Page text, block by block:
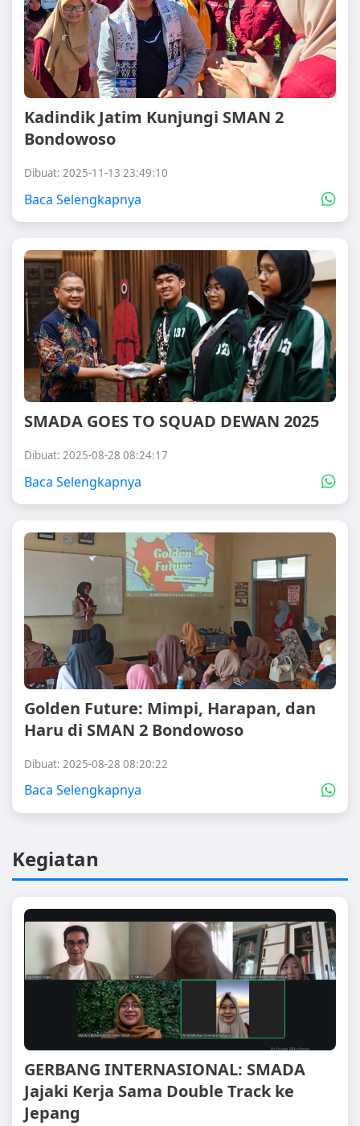
Kadindik Jatim Kunjungi SMAN 2
Bondowoso
Dibuat: 2025-11-13 23:49:10
Baca Selengkapnya
SMADA GOES TO SQUAD DEWAN 2025
Dibuat: 2025-08-28 08:24:17
Baca Selengkapnya
Golden Future: Mimpi, Harapan, dan
Haru di SMAN 2 Bondowoso
Dibuat: 2025-08-28 08:20:22
Baca Selengkapnya
Kegiatan
GERBANG INTERNASIONAL: SMADA
Jajaki Kerja Sama Double Track ke
Jepang